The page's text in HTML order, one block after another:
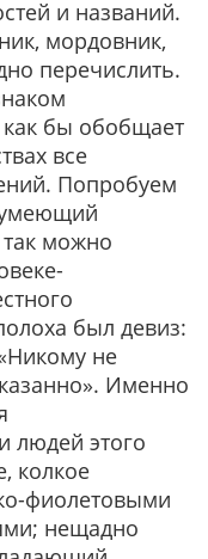
и названий.
мордовник,
перечислить.
как бы обобщает
все
Попробуем
умеющий
можно
был девиз:
не
Именно
людей этого
колкое
фиолетовыми
нещадно